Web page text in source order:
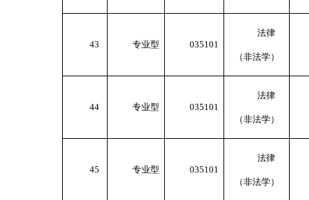
43 专业型 035101
法律
（非法学）
44 专业型 035101
法律
（非法学）
45 专业型 035101
法律
（非法学）